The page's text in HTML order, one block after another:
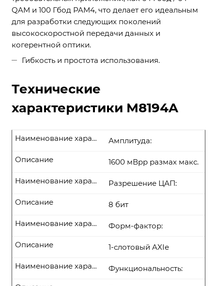
QAM и 100 Гбод PAM4, что делает его идеальным
для разработки следующих поколений
высокоскоростной передачи данных и
когерентной оптики.
Гибкость и простота использования.
Технические
характеристики M8194A
Амплитуда:
Наименование характеристики
1600 мВpp размах макс.
Описание
Разрешение ЦАП:
Наименование характеристики
8 бит
Описание
Форм-фактор:
Наименование характеристики
1-слотовый AXIe
Описание
Функциональность:
Наименование характеристики